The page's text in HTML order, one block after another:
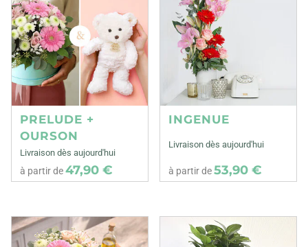
PRELUDE +
OURSON
Livraison dès aujourd'hui
à partir de47,90 €
INGENUE
Livraison dès aujourd'hui
à partir de53,90 €